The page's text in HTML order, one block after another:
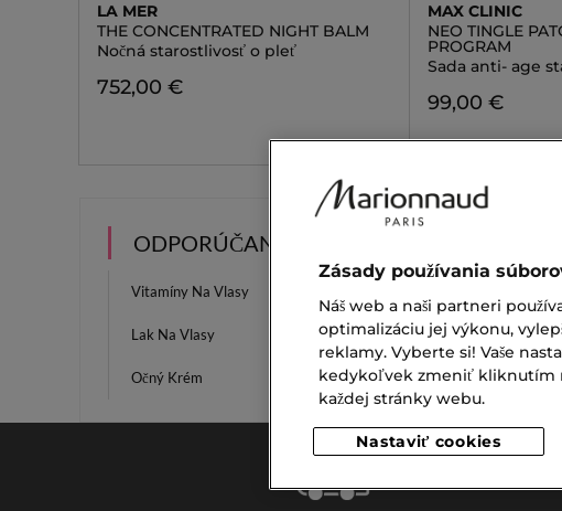
LA MER
THE CONCENTRATED NIGHT BALM
Nočná starostlivosť o pleť
752,00 €
MAX CLINIC
NEO TINGLE
PROGRAM
Sada anti- age
99,00 €
ODPORÚČANIA
Vitamíny Na Vlasy
Lak Na Vlasy Ceruzka Na
Očný Krém Ultra Male
Zásady používania
Náš web a naši partneri
optimalizáciu jej výkonu,
reklamy. Vyberte si! Vaše
kedykoľvek zmeniť kliknutím
každej stránky webu.
Nastaviť cookies